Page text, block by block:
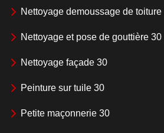
Nettoyage demoussage de toiture
Nettoyage et pose de gouttière 30
Nettoyage façade 30
Peinture sur tuile 30
Petite maçonnerie 30